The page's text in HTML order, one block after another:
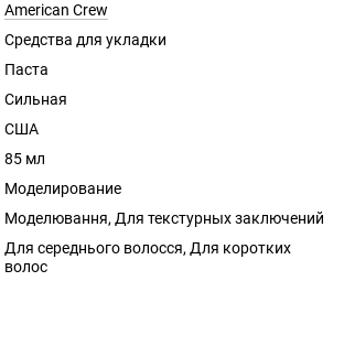
American Crew
Средства для укладки
Паста
Сильная
США
85 мл
Моделирование
Моделювання, Для текстурных заключений
Для середнього волосся, Для коротких
волос